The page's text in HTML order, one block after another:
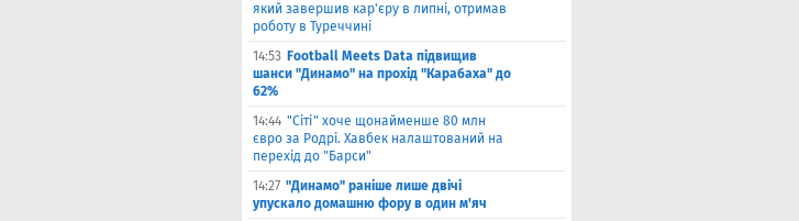
який завершив кар'єру в липні, отримав
роботу в Туреччині
14:53 Football Meets Data підвищив
шанси "Динамо" на прохід "Карабаха" до
62%
14:44 "Сіті" хоче щонайменше 80 млн
євро за Родрі. Хавбек налаштований на
перехід до "Барси"
14:27 "Динамо" раніше лише двічі
упускало домашню фору в один м'яч